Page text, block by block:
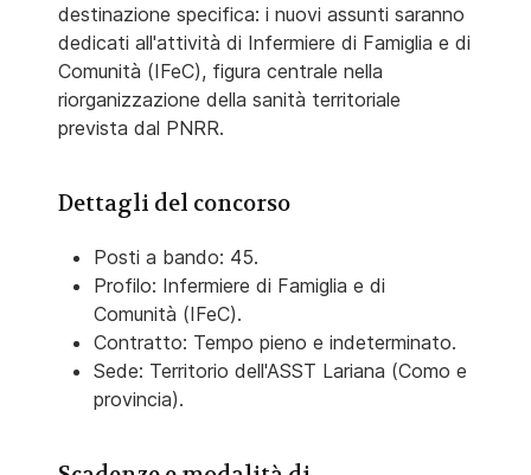
destinazione specifica: i nuovi assunti saranno
dedicati all'attività di Infermiere di Famiglia e di
Comunità (IFeC), figura centrale nella
riorganizzazione della sanità territoriale
prevista dal PNRR.
Dettagli del concorso
Posti a bando: 45.
Profilo: Infermiere di Famiglia e di
Comunità (IFeC).
Contratto: Tempo pieno e indeterminato.
Sede: Territorio dell'ASST Lariana (Como e
provincia).